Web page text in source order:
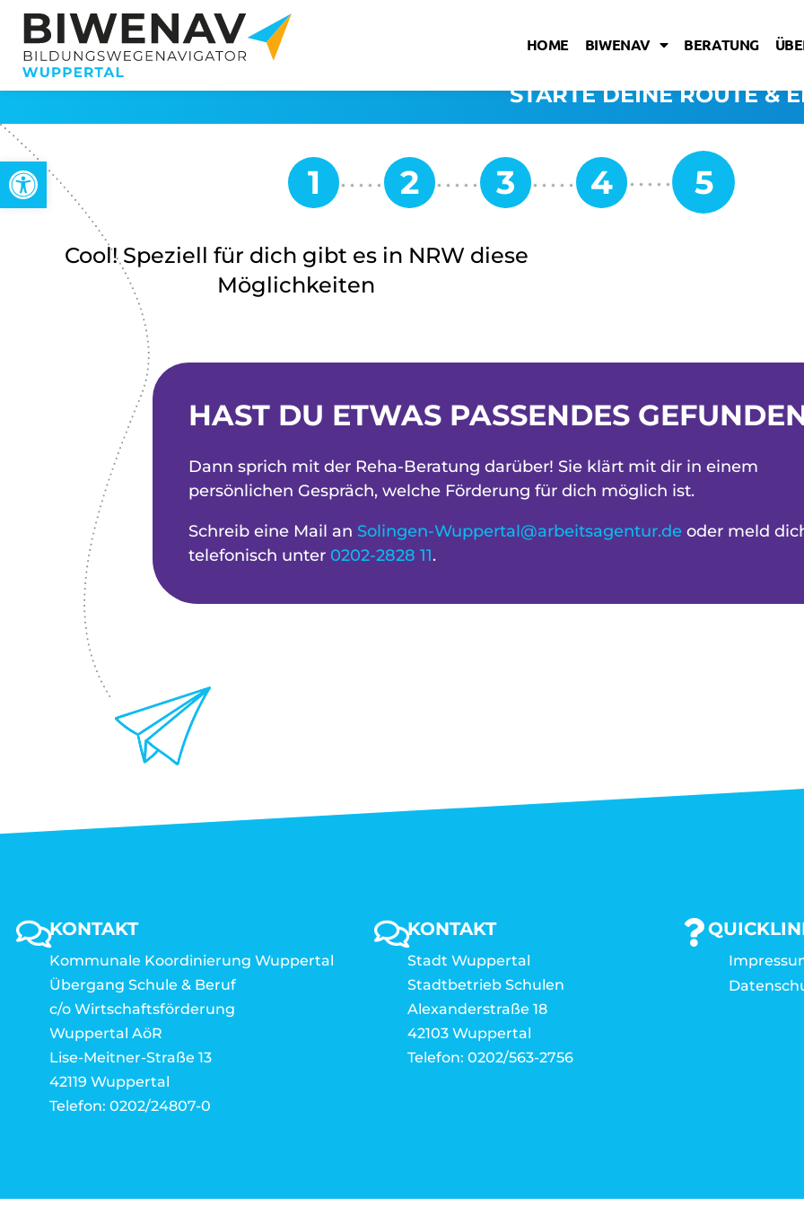
Werkzeugleiste öffnen
HOME BIWENAV BERATUNG
STARTE DEINE ROUTE &
Cool! Speziell für dich gibt es in NRW diese
Möglichkeiten
HAST DU ETWAS PASSENDES
Dann sprich mit der Reha-Beratung darüber! Sie klärt mit dir in einem
persönlichen Gespräch, welche Förderung für dich möglich ist.
Schreib eine Mail an Solingen-Wuppertal@arbeitsagentur.de oder meld
telefonisch unter 0202-2828 11.
KONTAKT
Kommunale Koordinierung Wuppertal
Übergang Schule & Beruf
c/o Wirtschaftsförderung
Wuppertal AöR
Lise-Meitner-Straße 13
42119 Wuppertal
Telefon: 0202/24807-0
KONTAKT
Stadt Wuppertal
Stadtbetrieb Schulen
Alexanderstraße 18
42103 Wuppertal
Telefon: 0202/563-2756